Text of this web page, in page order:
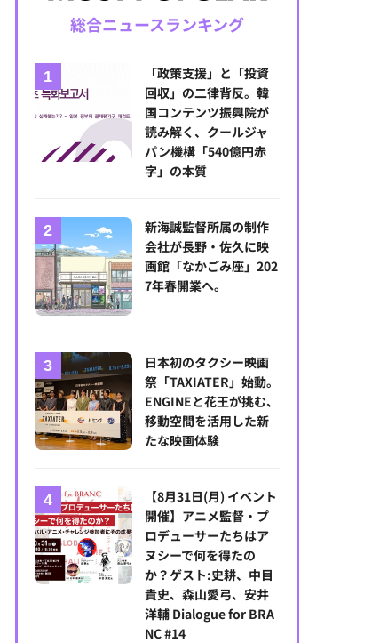
総合ニュースランキング
「政策支援」と「投資
回収」の二律背反。韓
国コンテンツ振興院が
読み解く、クールジャ
パン機構「540億円赤
字」の本質
新海誠監督所属の制作
会社が長野・佐久に映
画館「なかごみ座」202
7年春開業へ。
日本初のタクシー映画
祭「TAXIATER」始動。
ENGINEと花王が挑む、
移動空間を活用した新
たな映画体験
【8月31日(月) イベント
開催】アニメ監督・プ
ロデューサーたちはア
ヌシーで何を得たの
か？ゲスト:史耕、中目
貴史、森山愛弓、安井
洋輔 Dialogue for BRA
NC #14